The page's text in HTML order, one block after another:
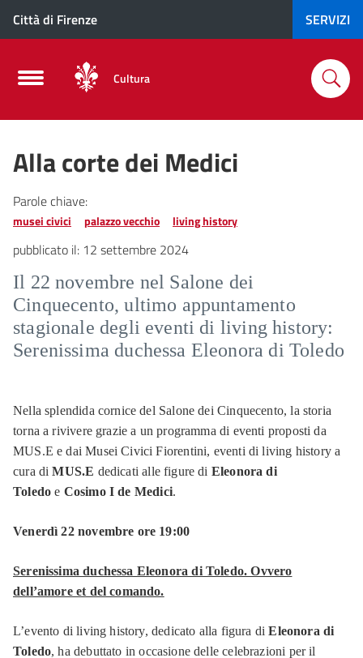
Città di Firenze SERVIZI
Cultura
Alla corte dei Medici
Parole chiave:
musei civici palazzo vecchio living history
pubblicato il: 12 settembre 2024
Il 22 novembre nel Salone dei
Cinquecento, ultimo appuntamento
stagionale degli eventi di living history:
Serenissima duchessa Eleonora di Toledo
Nella splendida cornice del Salone dei Cinquecento, la storia
torna a rivivere grazie a un programma di eventi proposti da
MUS.E e dai Musei Civici Fiorentini, eventi di living history a
cura diMUS.E dedicati alle figure di Eleonora di
Toledoe Cosimo I de Medici.
Venerdì 22 novembre ore 19:00
Serenissima duchessa Eleonora di Toledo. Ovvero
dell’amore et del comando.
L’evento di living history, dedicato alla figura diEleonora di
Toledo, ha debuttato in occasione delle celebrazioni per il